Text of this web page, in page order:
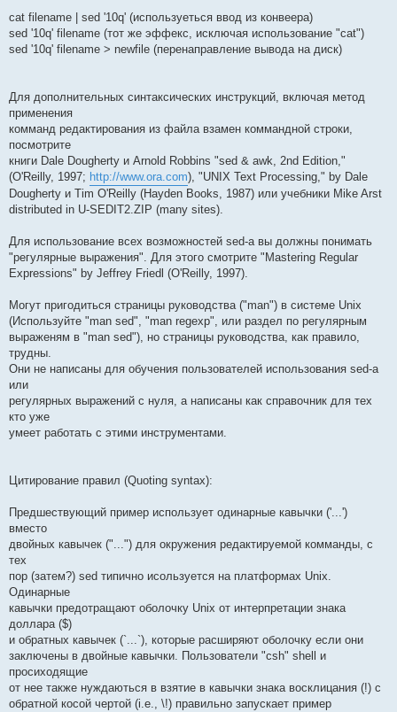
cat filename | sed '10q' (используеться ввод из конвеера)
sed '10q' filename (тот же эффекс, исключая использование "cat")
sed '10q' filename > newfile (перенаправление вывода на диск)
Для дополнительных синтаксических инструкций, включая метод
применения
комманд редактирования из файла взамен коммандной строки,
посмотрите
книги Dale Dougherty и Arnold Robbins "sed & awk, 2nd Edition,"
(O'Reilly, 1997; http://www.ora.com), "UNIX Text Processing," by Dale
Dougherty и Tim O'Reilly (Hayden Books, 1987) или учебники Mike Arst
distributed in U-SEDIT2.ZIP (many sites).
Для использование всех возможностей sed-а вы должны понимать
"регулярные выражения". Для этого смотрите "Mastering Regular
Expressions" by Jeffrey Friedl (O'Reilly, 1997).
Могут пригодиться страницы руководства ("man") в системе Unix
(Используйте "man sed", "man regexp", или раздел по регулярным
выраженям в "man sed"), но страницы руководства, как правило,
трудны.
Они не написаны для обучения пользователей использования sed-а
или
регулярных выражений с нуля, а написаны как справочник для тех
кто уже
умеет работать с этими инструментами.
Цитирование правил (Quoting syntax):
Предшествующий пример использует одинарные кавычки ('...')
вместо
двойных кавычек ("...") для окружения редактируемой комманды, с
тех
пор (затем?) sed типично исользуется на платформах Unix.
Одинарные
кавычки предотращают оболочку Unix от интерпретации знака
доллара ($)
и обратных кавычек (`...`), которые расширяют оболочку если они
заключены в двойные кавычки. Пользователи "csh" shell и
просиходящие
от нее также нуждаються в взятие в кавычки знака восклицания (!) c
обратной косой чертой (i.e., \!) правильно запускает пример